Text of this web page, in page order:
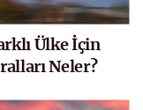
Ülke İçin
Neler?